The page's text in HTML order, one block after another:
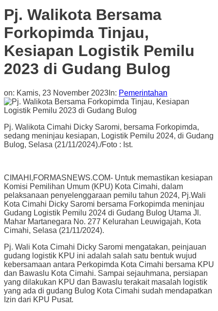
Pj. Walikota Bersama
Forkopimda Tinjau,
Kesiapan Logistik Pemilu
2023 di Gudang Bulog
on: Kamis, 23 November 2023 In: Pemerintahan
Pj. Walikota Cimahi Dicky Saromi, bersama Forkopimda,
sedang meninjau kesiapan, Logistik Pemilu 2024, di Gudang
Bulog, Selasa (21/11/2024)./Foto : Ist.
CIMAHI,FORMASNEWS.COM- Untuk memastikan kesiapan
Komisi Pemilihan Umum (KPU) Kota Cimahi, dalam
pelaksanaan penyelenggaraan pemilu tahun 2024, Pj.Wali
Kota Cimahi Dicky Saromi bersama Forkopimda meninjau
Gudang Logistik Pemilu 2024 di Gudang Bulog Utama Jl.
Mahar Martanegara No. 277 Kelurahan Leuwigajah, Kota
Cimahi, Selasa (21/11/2024).
Pj. Wali Kota Cimahi Dicky Saromi mengatakan, peinjauan
gudang logistik KPU ini adalah salah satu bentuk wujud
kebersamaan antara Perkopimda Kota Cimahi bersama KPU
dan Bawaslu Kota Cimahi. Sampai sejauhmana, persiapan
yang dilakukan KPU dan Bawaslu terakait masalah logistik
yang ada di gudang Bulog Kota Cimahi sudah mendapatkan
Izin dari KPU Pusat.